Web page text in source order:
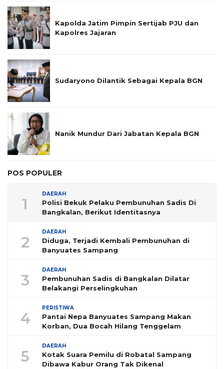
Kapolda Jatim Pimpin Sertijab PJU dan
Kapolres Jajaran
Sudaryono Dilantik Sebagai Kepala BGN
Nanik Mundur Dari Jabatan Kepala BGN
POS POPULER
1
DAERAH
Polisi Bekuk Pelaku Pembunuhan Sadis Di
Bangkalan, Berikut Identitasnya
2
DAERAH
Diduga, Terjadi Kembali Pembunuhan di
Banyuates Sampang
3
DAERAH
Pembunuhan Sadis di Bangkalan Dilatar
Belakangi Perselingkuhan
4
PERISTIWA
Pantai Nepa Banyuates Sampang Makan
Korban, Dua Bocah Hilang Tenggelam
5
DAERAH
Kotak Suara Pemilu di Robatal Sampang
Dibawa Kabur Orang Tak Dikenal